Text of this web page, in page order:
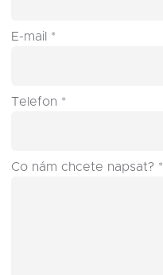
E-mail *
Telefon *
Co nám chcete napsat? *